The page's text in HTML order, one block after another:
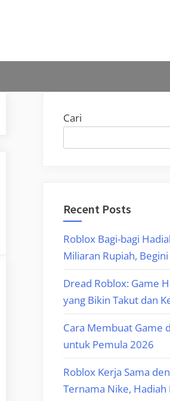
Cari
Recent Posts
Roblox Bagi-bagi
Miliaran Rupiah,
Dread Roblox: Game
yang Bikin Takut dan
Cara Membuat Game
untuk Pemula 2026
Roblox Kerja Sama
Ternama Nike, Hadiah